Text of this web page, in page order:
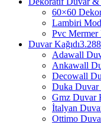
60×60
Lambiri
Pvc Mermer
Duvar Kağıdı
Adawall
Ankawall
Decowall
Duka Duvar
Gmz Duvar
İtalyan
Ottimo